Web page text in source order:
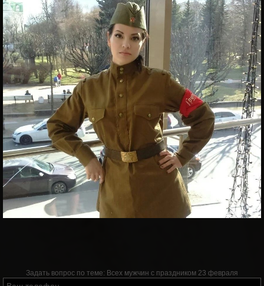
Задать вопрос по теме: Всех мужчин с праздником 23 февраля